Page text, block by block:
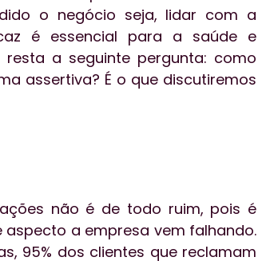
o negócio seja, lidar com a
é essencial para a saúde e
resta a seguinte pergunta: como
assertiva? É o que discutiremos
não é de todo ruim, pois é
a empresa vem falhando.
95% dos clientes que reclamam